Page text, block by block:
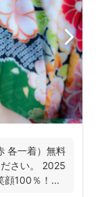
各一着）無料
さい。 2025
顔100％！...